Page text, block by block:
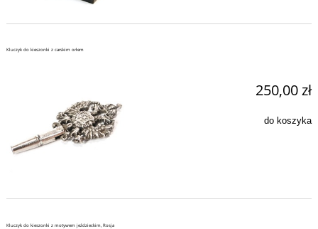
Kluczyk do kieszonki z carskim orłem
250,00 zł
do koszyka
Kluczyk do kieszonki z motywem jeździeckim, Rosja